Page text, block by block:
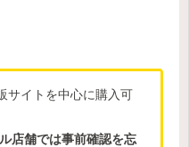
サイトを中心に購入可
店舗では事前確認を忘